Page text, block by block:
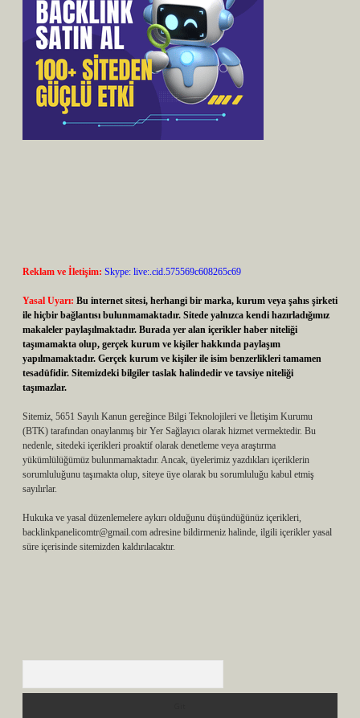
Reklam ve İletişim: Skype: live:.cid.575569c608265c69
Yasal Uyarı: Bu internet sitesi, herhangi bir marka, kurum veya şahıs şirketi
ile hiçbir bağlantısı bulunmamaktadır. Sitede yalnızca kendi hazırladığımız
makaleler paylaşılmaktadır. Burada yer alan içerikler haber niteliği
taşımamakta olup, gerçek kurum ve kişiler hakkında paylaşım
yapılmamaktadır. Gerçek kurum ve kişiler ile isim benzerlikleri tamamen
tesadüfidir. Sitemizdeki bilgiler taslak halindedir ve tavsiye niteliği
taşımazlar.
Sitemiz, 5651 Sayılı Kanun gereğince Bilgi Teknolojileri ve İletişim Kurumu
(BTK) tarafından onaylanmış bir Yer Sağlayıcı olarak hizmet vermektedir. Bu
nedenle, sitedeki içerikleri proaktif olarak denetleme veya araştırma
yükümlülüğümüz bulunmamaktadır. Ancak, üyelerimiz yazdıkları içeriklerin
sorumluluğunu taşımakta olup, siteye üye olarak bu sorumluluğu kabul etmiş
sayılırlar.
Hukuka ve yasal düzenlemelere aykırı olduğunu düşündüğünüz içerikleri,
backlinkpanelicomtr@gmail.com adresine bildirmeniz halinde, ilgili içerikler yasal
süre içerisinde sitemizden kaldırılacaktır.